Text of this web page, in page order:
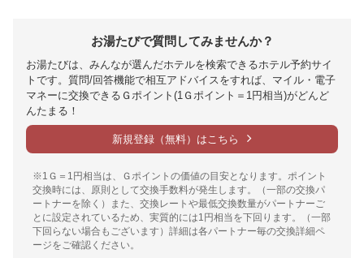
お湯たびで質問してみませんか？
お湯たびは、みんなが選んだホテルを検索できるホテル予約サイ
トです。質問/回答機能で相互アドバイスをすれば、マイル・電子
マネーに交換できるＧポイント(1Ｇポイント＝1円相当)がどんど
んたまる！
新規登録（無料）はこちら
※1Ｇ＝1円相当は、Ｇポイントの価値の目安となります。ポイント
交換時には、原則として交換手数料が発生します。（一部の交換パ
ートナーを除く）また、交換レートや最低交換数量がパートナーご
とに設定されているため、実質的には1円相当を下回ります。（一部
下回らない場合もございます）詳細は各パートナー毎の交換詳細ペ
ージをご確認ください。